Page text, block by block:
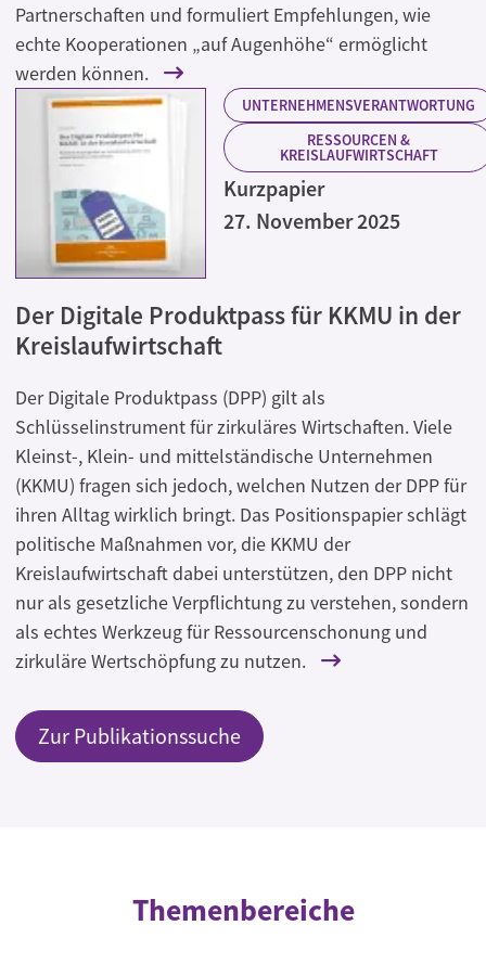
Partnerschaften und formuliert Empfehlungen, wie
echte Kooperationen „auf Augenhöhe“ ermöglicht
werden können.
UNTERNEHMENSVERANTWORTUNG
RESSOURCEN &
KREISLAUFWIRTSCHAFT
Kurzpapier
27. November 2025
Der Digitale Produktpass für KKMU in der
Kreislaufwirtschaft
Der Digitale Produktpass (DPP) gilt als
Schlüsselinstrument für zirkuläres Wirtschaften. Viele
Kleinst-, Klein- und mittelständische Unternehmen
(KKMU) fragen sich jedoch, welchen Nutzen der DPP für
ihren Alltag wirklich bringt. Das Positionspapier schlägt
politische Maßnahmen vor, die KKMU der
Kreislaufwirtschaft dabei unterstützen, den DPP nicht
nur als gesetzliche Verpflichtung zu verstehen, sondern
als echtes Werkzeug für Ressourcenschonung und
zirkuläre Wertschöpfung zu nutzen.
Zur Publikationssuche
Themenbereiche